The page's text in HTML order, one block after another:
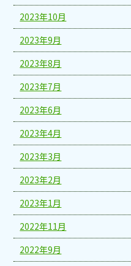
2023年10月
2023年9月
2023年8月
2023年7月
2023年6月
2023年4月
2023年3月
2023年2月
2023年1月
2022年11月
2022年9月